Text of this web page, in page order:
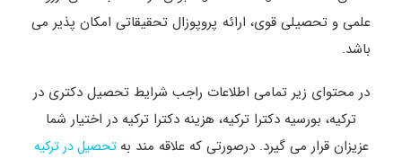
علمی و تحصیلی قوی، ارائه پروپوزال تحقیقاتی امکان پذیر می
باشد.
در محتوای زیر تمامی اطلاعات راجب شرایط تحصیل دکتری در
ترکیه، بورسیه دکترا ترکیه، هزینه دکترا ترکیه در اختیار شما
عزیزان قرار می گیرد. درصورتی که علاقه مند به تحصیل در ترکیه